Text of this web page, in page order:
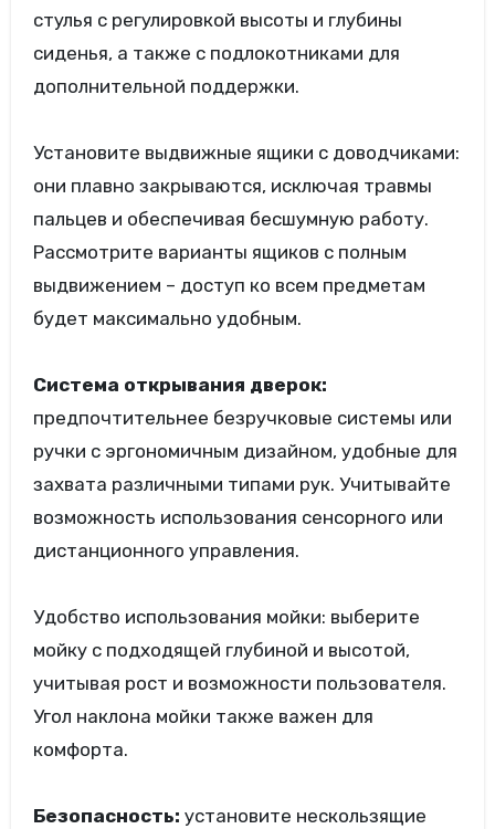
стулья с регулировкой высоты и глубины
сиденья, а также с подлокотниками для
дополнительной поддержки.
Установите выдвижные ящики с доводчиками:
они плавно закрываются, исключая травмы
пальцев и обеспечивая бесшумную работу.
Рассмотрите варианты ящиков с полным
выдвижением – доступ ко всем предметам
будет максимально удобным.
Система открывания дверок:
предпочтительнее безручковые системы или
ручки с эргономичным дизайном, удобные для
захвата различными типами рук. Учитывайте
возможность использования сенсорного или
дистанционного управления.
Удобство использования мойки: выберите
мойку с подходящей глубиной и высотой,
учитывая рост и возможности пользователя.
Угол наклона мойки также важен для
комфорта.
Безопасность: установите нескользящие